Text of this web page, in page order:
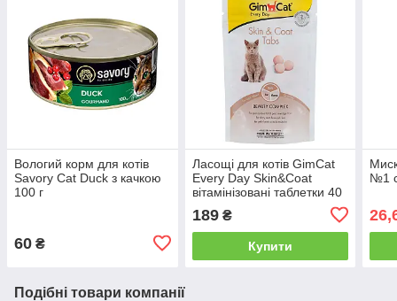
Вологий корм для котів
Savory Cat Duck з качкою
100 г
60 ₴
Ласощі для котів GimCat
Every Day Skin&Coat
вітамінізовані таблетки 40
189₴
Купити
№1
Подібні товари компанії